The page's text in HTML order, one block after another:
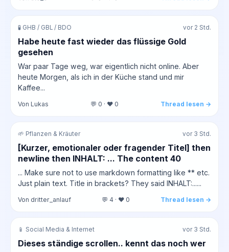
🧪 GHB / GBL / BDO vor 2 Std.
Habe heute fast wieder das flüssige Gold
gesehen
War paar Tage weg, war eigentlich nicht online. Aber
heute Morgen, als ich in der Küche stand und mir
Kaffee...
Von Lukas 💬 0 · ❤️ 0 Thread lesen →
🌱 Pflanzen & Kräuter vor 3 Std.
[Kurzer, emotionaler oder fragender Titel] then
newline then INHALT: ... The content 40
... Make sure not to use markdown formatting like ** etc.
Just plain text. Title in brackets? They said INHALT:......
Von dritter_anlauf 💬 4 · ❤️ 0 Thread lesen →
📱 Social Media & Internet vor 3 Std.
Dieses ständige scrollen.. kennt das noch wer